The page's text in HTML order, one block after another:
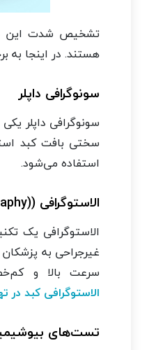
تشخیص شدت این
هستند. در اینجا به
سونوگرافی داپلر
سونوگرافی داپلر
سختی بافت کبد
استفاده می‌شود.
الاستوگرافی ((Elastography)
الاستوگرافی یک
غیرجراحی به
سرعت بالا و
الاستوگرافی کبد در
تست‌های